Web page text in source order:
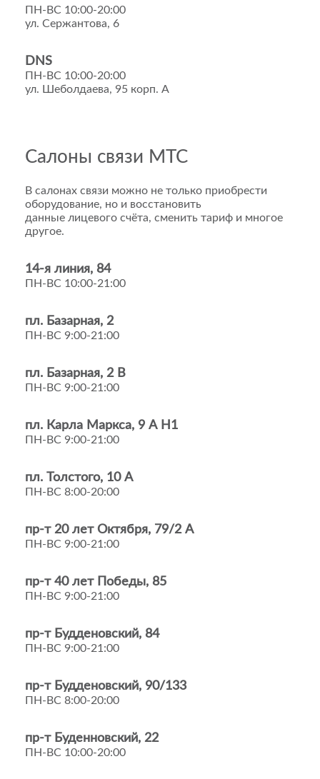
ПН-ВС 10:00-20:00
ул. Сержантова, 6
DNS
ПН-ВС 10:00-20:00
ул. Шеболдаева, 95 корп. А
Салоны связи МТС
В салонах связи можно не только приобрести
оборудование, но и восстановить
данные лицевого счёта, сменить тариф и многое
другое.
14-я линия, 84
ПН-ВС 10:00-21:00
пл. Базарная, 2
ПН-ВС 9:00-21:00
пл. Базарная, 2 В
ПН-ВС 9:00-21:00
пл. Карла Маркса, 9 А Н1
ПН-ВС 9:00-21:00
пл. Толстого, 10 А
ПН-ВС 8:00-20:00
пр-т 20 лет Октября, 79/2 А
ПН-ВС 9:00-21:00
пр-т 40 лет Победы, 85
ПН-ВС 9:00-21:00
пр-т Будденовский, 84
ПН-ВС 9:00-21:00
пр-т Будденовский, 90/133
ПН-ВС 8:00-20:00
пр-т Буденновский, 22
ПН-ВС 10:00-20:00